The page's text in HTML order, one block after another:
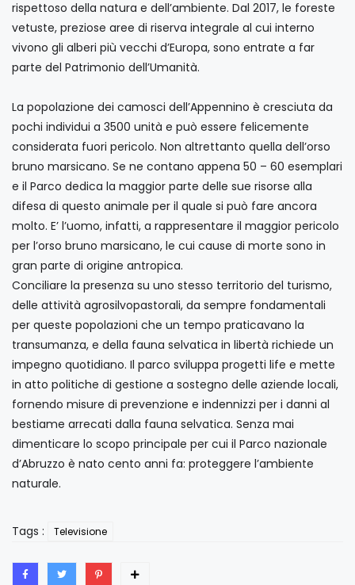
rispettoso della natura e dell’ambiente. Dal 2017, le foreste
vetuste, preziose aree di riserva integrale al cui interno
vivono gli alberi più vecchi d’Europa, sono entrate a far
parte del Patrimonio dell’Umanità.
La popolazione dei camosci dell’Appennino è cresciuta da
pochi individui a 3500 unità e può essere felicemente
considerata fuori pericolo. Non altrettanto quella dell’orso
bruno marsicano. Se ne contano appena 50 – 60 esemplari
e il Parco dedica la maggior parte delle sue risorse alla
difesa di questo animale per il quale si può fare ancora
molto. E’ l’uomo, infatti, a rappresentare il maggior pericolo
per l’orso bruno marsicano, le cui cause di morte sono in
gran parte di origine antropica.
Conciliare la presenza su uno stesso territorio del turismo,
delle attività agrosilvopastorali, da sempre fondamentali
per queste popolazioni che un tempo praticavano la
transumanza, e della fauna selvatica in libertà richiede un
impegno quotidiano. Il parco sviluppa progetti life e mette
in atto politiche di gestione a sostegno delle aziende locali,
fornendo misure di prevenzione e indennizzi per i danni al
bestiame arrecati dalla fauna selvatica. Senza mai
dimenticare lo scopo principale per cui il Parco nazionale
d’Abruzzo è nato cento anni fa: proteggere l’ambiente
naturale.
Tags : Televisione